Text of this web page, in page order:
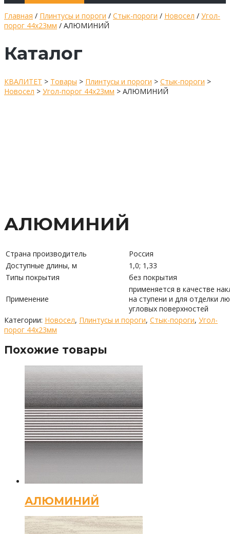
Главная / Плинтусы и пороги / Стык-пороги / Новосел / Угол-
порог 44х23мм / АЛЮМИНИЙ
Каталог
КВАЛИТЕТ > Товары > Плинтусы и пороги > Стык-пороги >
Новосел > Угол-порог 44х23мм > АЛЮМИНИЙ
АЛЮМИНИЙ
Страна производитель
Россия
Доступные длины, м
1,0; 1,33
Типы покрытия
без покрытия
Применение
применяется в качестве
на ступени и для отделки
угловых поверхностей
Категории: Новосел, Плинтусы и пороги, Стык-пороги, Угол-
порог 44х23мм
Похожие товары
АЛЮМИНИЙ